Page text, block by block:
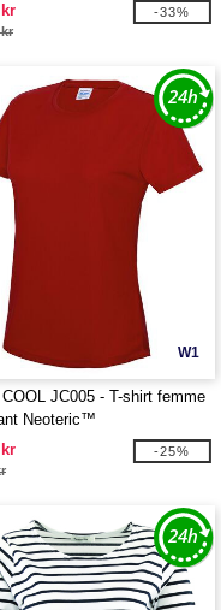
kr
-33%
W1
JC005 - T-shirt femme
Neoteric™
-25%